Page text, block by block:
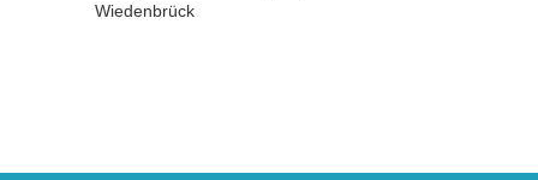
Wiedenbrück